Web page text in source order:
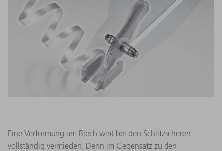
Eine Verformung am Blech wird bei den Schlitzscheren
vollständig vermieden. Denn im Gegensatz zu den